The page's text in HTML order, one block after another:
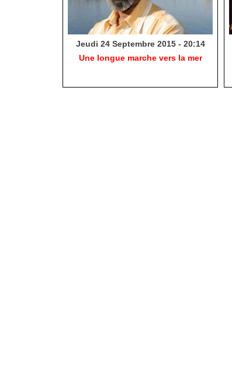
Jeudi 24 Septembre 2015 - 20:14
Une longue marche vers la mer